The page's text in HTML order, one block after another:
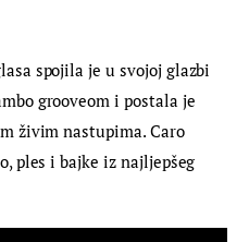
spojila je u svojoj glazbi
grooveom i postala je
živim nastupima. Caro
ples i bajke iz najljepšeg